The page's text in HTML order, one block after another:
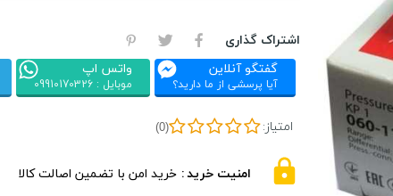
اشتراک گذاری
گفتگو آنلاین
آیا پرسشی از ما دارید؟
واتس اپ
موبایل : 09910170326
امتیاز: (0)
امنیت خرید خرید امن با تضمین اصالت کالا